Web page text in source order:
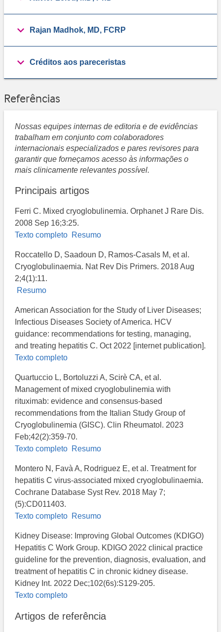
Rajan Madhok, MD, FCRP
Créditos aos pareceristas
Referências
Nossas equipes internas de editoria e de evidências
trabalham em conjunto com colaboradores
internacionais especializados e pares revisores para
garantir que forneçamos acesso às informações o
mais clinicamente relevantes possível.
Principais artigos
Ferri C. Mixed cryoglobulinemia. Orphanet J Rare Dis.
2008 Sep 16;3:25.
Texto completo Resumo
Roccatello D, Saadoun D, Ramos-Casals M, et al.
Cryoglobulinaemia. Nat Rev Dis Primers. 2018 Aug
2;4(1):11.
Resumo
American Association for the Study of Liver Diseases;
Infectious Diseases Society of America. HCV
guidance: recommendations for testing, managing,
and treating hepatitis C​. Oct 2022 [internet publication].
Texto completo
Quartuccio L, Bortoluzzi A, Scirè CA, et al.
Management of mixed cryoglobulinemia with
rituximab: evidence and consensus-based
recommendations from the Italian Study Group of
Cryoglobulinemia (GISC). Clin Rheumatol. 2023
Feb;42(2):359-70.
Texto completo Resumo
Montero N, Favà A, Rodriguez E, et al. Treatment for
hepatitis C virus-associated mixed cryoglobulinaemia.
Cochrane Database Syst Rev. 2018 May 7;
(5):CD011403.
Texto completo Resumo
Kidney Disease: Improving Global Outcomes (KDIGO)
Hepatitis C Work Group. KDIGO 2022 clinical practice
guideline for the prevention, diagnosis, evaluation, and
treatment of hepatitis C in chronic kidney disease.
Kidney Int. 2022 Dec;102(6s):S129-205.
Texto completo
Artigos de referência